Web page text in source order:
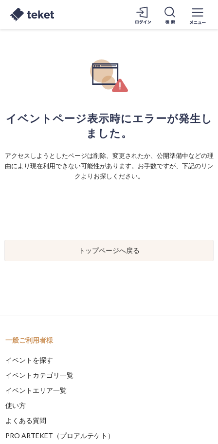
イベントページ表示時にエラーが発生し
ました。
アクセスしようとしたページは削除、変更されたか、公開準備中などの理
由により現在利用できない可能性があります。お手数ですが、下記のリン
クよりお探しください。
トップページへ戻る
一般ご利用者様
イベントを探す
イベントカテゴリ一覧
イベントエリア一覧
使い方
よくある質問
PRO ARTEKET（プロアルテケト）